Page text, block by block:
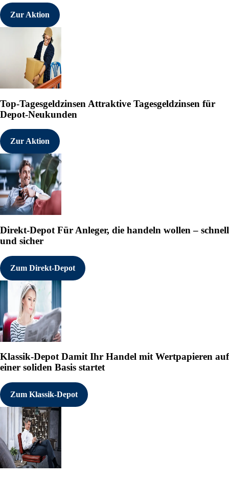
Zur Aktion
Top-Tagesgeldzinsen Attraktive Tagesgeldzinsen für
Depot-Neukunden
Zur Aktion
Direkt-Depot Für Anleger, die handeln wollen – schnell
und sicher
Zum Direkt-Depot
Klassik-DepotDamit Ihr Handel mit Wertpapieren auf
einer soliden Basis startet
Zum Klassik-Depot